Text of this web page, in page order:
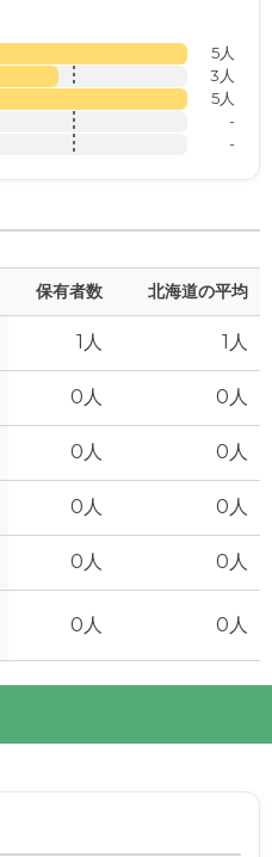
5人
3人
5人
-
-
保有者数 北海道の平均
1人 1人
0人 0人
0人 0人
0人 0人
0人 0人
0人 0人